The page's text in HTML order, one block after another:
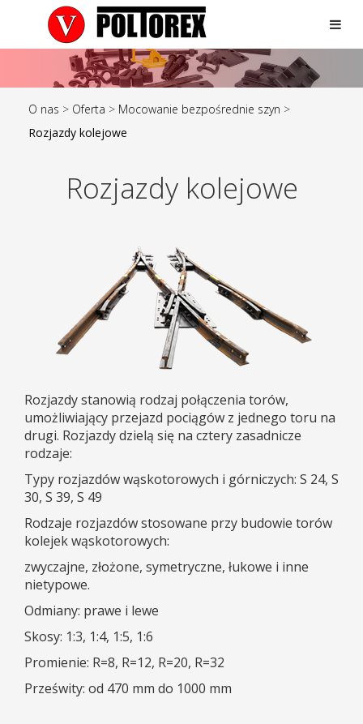
O nas > Oferta > Mocowanie bezpośrednie szyn >
Rozjazdy kolejowe
Rozjazdy kolejowe
Rozjazdy stanowią rodzaj połączenia torów,
umożliwiający przejazd pociągów z jednego toru na
drugi. Rozjazdy dzielą się na cztery zasadnicze
rodzaje:
Typy rozjazdów wąskotorowych i górniczych: S 24, S
30, S 39, S 49
Rodzaje rozjazdów stosowane przy budowie torów
kolejek wąskotorowych:
zwyczajne, złożone, symetryczne, łukowe i inne
nietypowe.
Odmiany: prawe i lewe
Skosy: 1:3, 1:4, 1:5, 1:6
Promienie: R=8, R=12, R=20, R=32
Prześwity: od 470 mm do 1000 mm